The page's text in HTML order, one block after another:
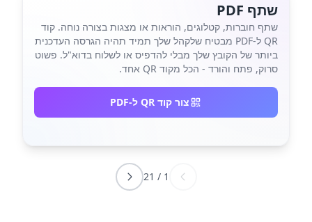
שתף PDF
שתף חוברות, קטלוגים, הוראות או מצגות בצורה נוחה. קוד
QR ל-PDF מבטיח שלקהל שלך תמיד תהיה הגרסה העדכנית
ביותר של הקובץ שלך מבלי להדפיס או לשלוח בדוא"ל. פשוט
סרוק, פתח והורד - הכל מקוד QR אחד.
צור קוד QR ל-PDF
1
/
21